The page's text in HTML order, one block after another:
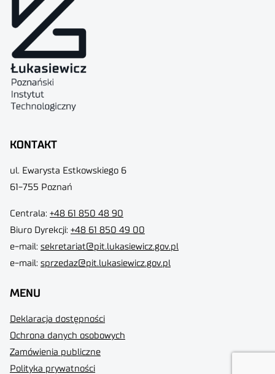
KONTAKT
ul. Ewarysta Estkowskiego 6
61-755 Poznań
Centrala: +48 61 850 48 90
Biuro Dyrekcji: +48 61 850 49 00
e-mail: sekretariat@pit.lukasiewicz.gov.pl
e-mail: sprzedaz@pit.lukasiewicz.gov.pl
MENU
Deklaracja dostępności
Ochrona danych osobowych
Zamówienia publiczne
Polityka prywatności